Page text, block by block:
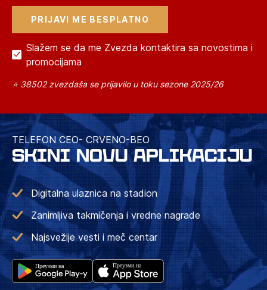
Slažem se da me Zvezda kontaktira sa novostima i
promocijama
⭐ 38502 zvezdaša se prijavilo u toku sezone 2025/26
TELEFON CEO- CRVENO-BEO
SKINI NOVU APLIKACIJU
Digitalna ulaznica na stadion
Zanimljiva takmičenja i vredne nagrade
Najsvežije vesti i meč centar